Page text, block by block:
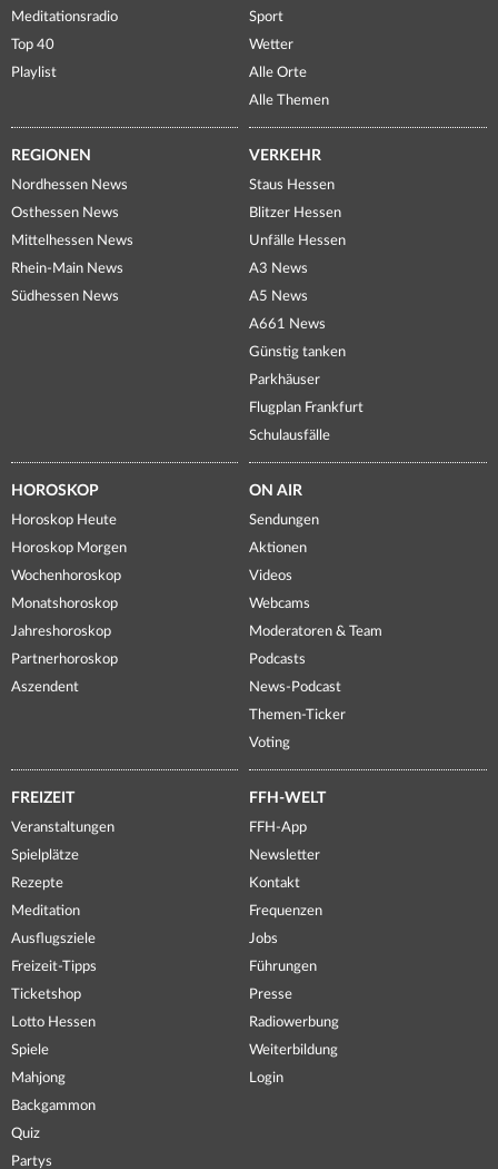
Meditationsradio
Top 40
Playlist
Sport
Wetter
Alle Orte
Alle Themen
REGIONEN
Nordhessen News
Osthessen News
Mittelhessen News
Rhein-Main News
Südhessen News
VERKEHR
Staus Hessen
Blitzer Hessen
Unfälle Hessen
A3 News
A5 News
A661 News
Günstig tanken
Parkhäuser
Flugplan Frankfurt
Schulausfälle
HOROSKOP
Horoskop Heute
Horoskop Morgen
Wochenhoroskop
Monatshoroskop
Jahreshoroskop
Partnerhoroskop
Aszendent
ON AIR
Sendungen
Aktionen
Videos
Webcams
Moderatoren & Team
Podcasts
News-Podcast
Themen-Ticker
Voting
FREIZEIT
Veranstaltungen
Spielplätze
Rezepte
Meditation
Ausflugsziele
Freizeit-Tipps
Ticketshop
Lotto Hessen
Spiele
Mahjong
Backgammon
Quiz
Partys
FFH-WELT
FFH-App
Newsletter
Kontakt
Frequenzen
Jobs
Führungen
Presse
Radiowerbung
Weiterbildung
Login